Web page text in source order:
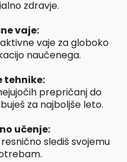
zdravje.
vaje:
vaje za globoko
naučenega.
tehnike:
prepričanj do
za najboljše leto.
učenje:
slediš svojemu